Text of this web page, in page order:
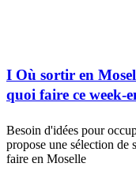
I Où sortir en
quoi faire ce week-
Besoin d'idées pour
propose une sélection de
faire en Moselle